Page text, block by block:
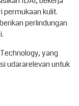
permukaan kulit.
perlindungan
yang
udararelevan untuk